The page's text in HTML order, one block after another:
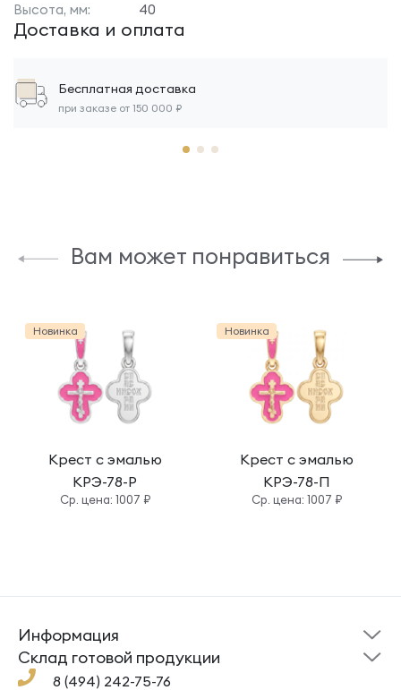
Высота, мм: 40
Доставка и оплата
Бесплатная доставка
при заказе от 150 000 ₽
Вам может понравиться
Новинка
Крест с эмалью
КРЭ-78-Р
Cр. цена: 1007 ₽
Новинка
Крест с эмалью
КРЭ-78-П
Cр. цена: 1007 ₽
8 (494) 242-75-76
Информация
Склад готовой
продукции
Под заказ
Помощь
Cклад готовой продукции
Кресты
Кольца
Ложки